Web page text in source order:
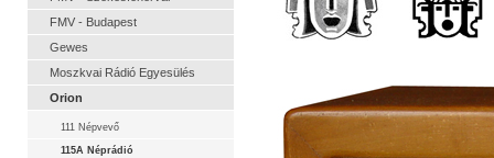
FMV - Budapest
Gewes
Moszkvai Rádió Egyesülés
Orion
111 Népvevő
115A Néprádió